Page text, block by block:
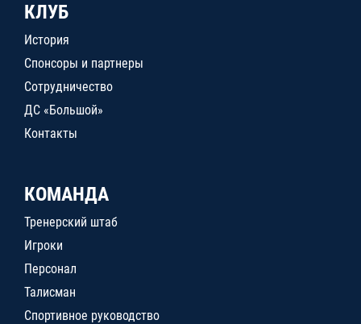
КЛУБ
История
Спонсоры и партнеры
Сотрудничество
ДС «Большой»
Контакты
КОМАНДА
Тренерский штаб
Игроки
Персонал
Талисман
Спортивное руководство